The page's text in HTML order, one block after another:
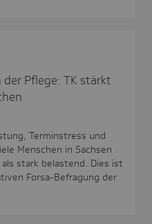
Pflege: TK stärkt
Terminstress und
Menschen in Sachsen
stark belastend. Dies ist
Forsa-Befragung der